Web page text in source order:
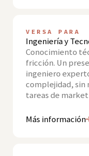
VERSA PARA
Ingeniería y
Conocimiento
fricción. Un
ingeniero
complejidad, sin
tareas de
Más información